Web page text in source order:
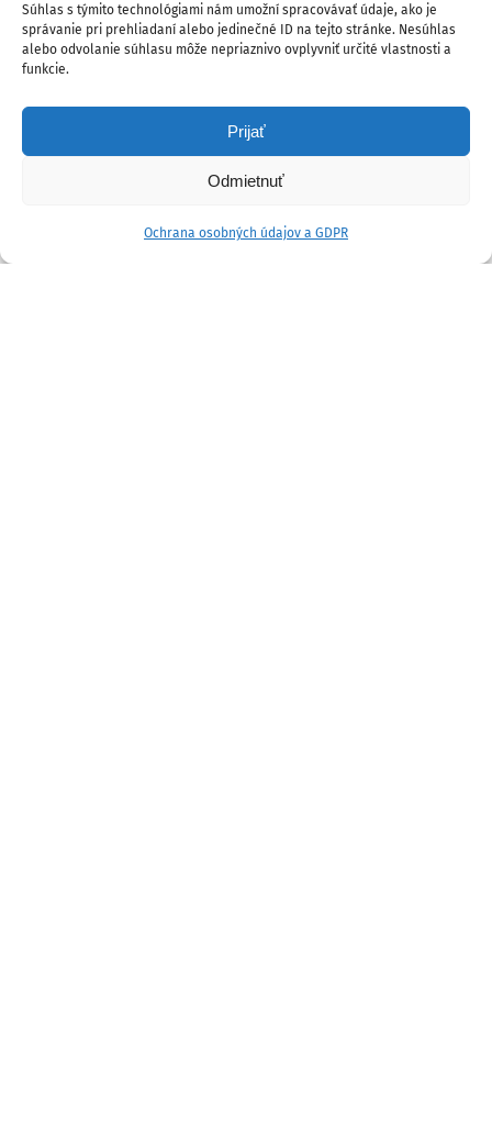
Súhlas s týmito technológiami nám umožní spracovávať údaje, ako je
správanie pri prehliadaní alebo jedinečné ID na tejto stránke. Nesúhlas
alebo odvolanie súhlasu môže nepriaznivo ovplyvniť určité vlastnosti a
funkcie.
Prijať
Odmietnuť
Ochrana osobných údajov a GDPR